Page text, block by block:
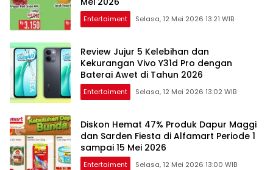
Entertaiment Selasa, 12 Mei 2026 13:21 WIB
Review Jujur 5 Kelebihan dan
Kekurangan Vivo Y31d Pro dengan
Baterai Awet di Tahun 2026
Entertaiment Selasa, 12 Mei 2026 13:02 WIB
Diskon Hemat 47% Produk Dapur Maggi
dan Sarden Fiesta di Alfamart Periode 1
sampai 15 Mei 2026
Entertaiment Selasa, 12 Mei 2026 13:00 WIB